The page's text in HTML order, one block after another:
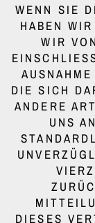
WENN SIE
HABEN
WIR
USNAHME
IE SICH
NDERE ART
NS
IESES